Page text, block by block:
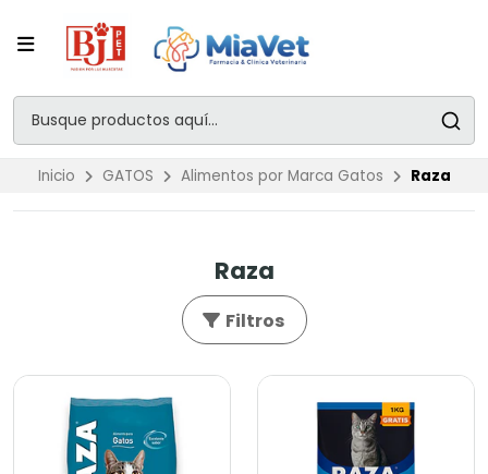
Inicio GATOS Alimentos por Marca Gatos Raza
Raza
Filtros